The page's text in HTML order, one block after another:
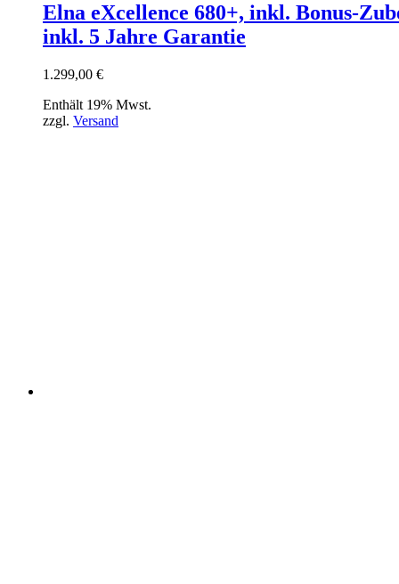
Elna eXcellence 680+, inkl. Bonus-
inkl. 5 Jahre Garantie
1.299,00 €
Enthält 19% Mwst.
zzgl. Versand